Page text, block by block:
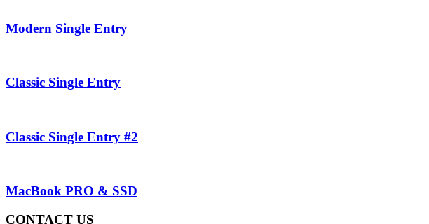
Modern Single Entry
Classic Single Entry
Classic Single Entry #2
MacBook PRO & SSD
CONTACT US